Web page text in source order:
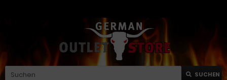
SUCHEN